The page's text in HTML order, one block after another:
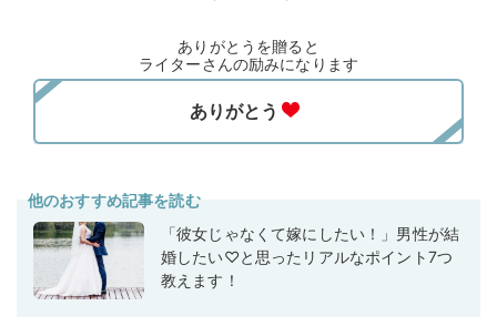
ありがとうを贈ると
ライターさんの励みになります
他のおすすめ記事を読む
「彼女じゃなくて嫁にしたい！」男性が結
婚したい♡と思ったリアルなポイント7つ
教えます！